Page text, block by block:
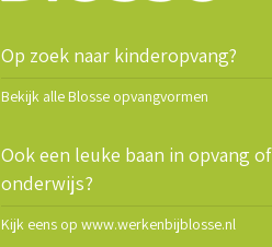
Op zoek naar kinderopvang?
Bekijk alle Blosse opvangvormen
Ook een leuke baan in opvang of
onderwijs?
Kijk eens op www.werkenbijblosse.nl